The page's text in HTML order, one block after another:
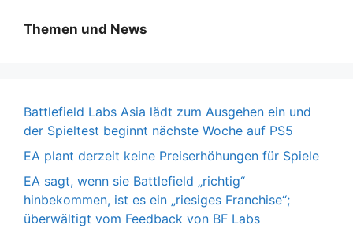
Themen und News
Battlefield Labs Asia lädt zum Ausgehen ein und
der Spieltest beginnt nächste Woche auf PS5
EA plant derzeit keine Preiserhöhungen für Spiele
EA sagt, wenn sie Battlefield „richtig“
hinbekommen, ist es ein „riesiges Franchise“;
überwältigt vom Feedback von BF Labs